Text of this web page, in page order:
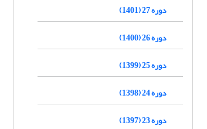
دوره 27 (1401)
دوره 26 (1400)
دوره 25 (1399)
دوره 24 (1398)
دوره 23 (1397)